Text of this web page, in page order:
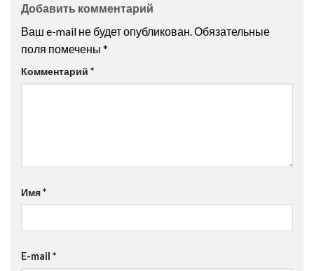
Добавить комментарий
Ваш e-mail не будет опубликован.Обязательные
поля помечены *
Комментарий *
Имя*
E-mail *